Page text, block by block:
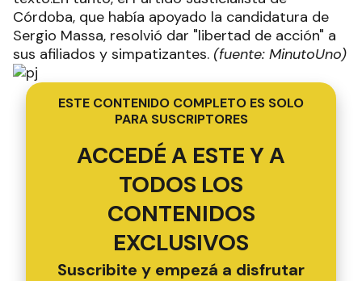
Córdoba, que había apoyado la candidatura de
Sergio Massa, resolvió dar "libertad de acción" a
sus afiliados y simpatizantes. (fuente: MinutoUno)
ESTE CONTENIDO COMPLETO ES SOLO
PARA SUSCRIPTORES
ACCEDÉ A ESTE Y A
TODOS LOS
CONTENIDOS
EXCLUSIVOS
Suscribite y empezá a disfrutar